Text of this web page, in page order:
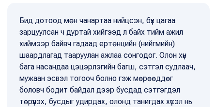
Бид дотоод мөн чанартаа нийцсэн, бүх цагаа
зарцуулсан ч дуртай хийгээд л байх тийм ажил
хиймээр байвч гадаад ертөнцийн (нийгмийн)
шаардлагад тааруулан ажлаа сонгодог. Олон хүн
бага насандаа цэцэрлэгийн багш, сэтгэл судлаач,
мужаан эсвэл тогооч болно гэж мөрөөддөг
боловч бодит байдал дээр бусдад сэтгэгдэл
төрүүлэх, бусдыг удирдах, олонд танигдах хүсэл нь